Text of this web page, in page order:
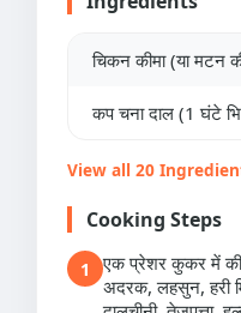
चिकन कीमा (या मटन
कप चना दाल (1 घंटे
View all 20
Cooking Steps
1
एक प्रेशर कुकर में
अदरक, लहसुन, हरी